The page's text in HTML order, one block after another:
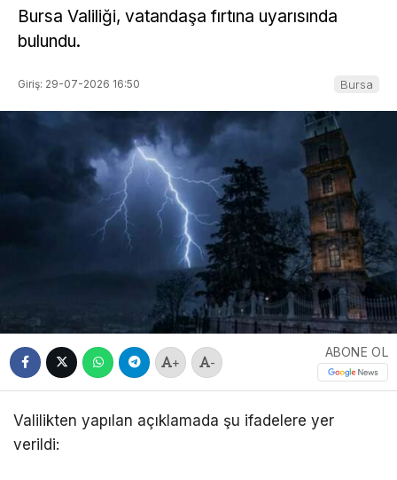
Bursa Valiliği, vatandaşa fırtına uyarısında
bulundu.
Giriş: 29-07-2026 16:50 Bursa
+ -
ABONE OL
Valilikten yapılan açıklamada şu ifadelere yer
verildi: